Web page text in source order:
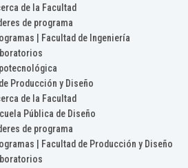
de la Facultad
de programa
| Facultad de Ingeniería
Producción y Diseño
de la Facultad
Pública de Diseño
de programa
| Facultad de Producción y Diseño